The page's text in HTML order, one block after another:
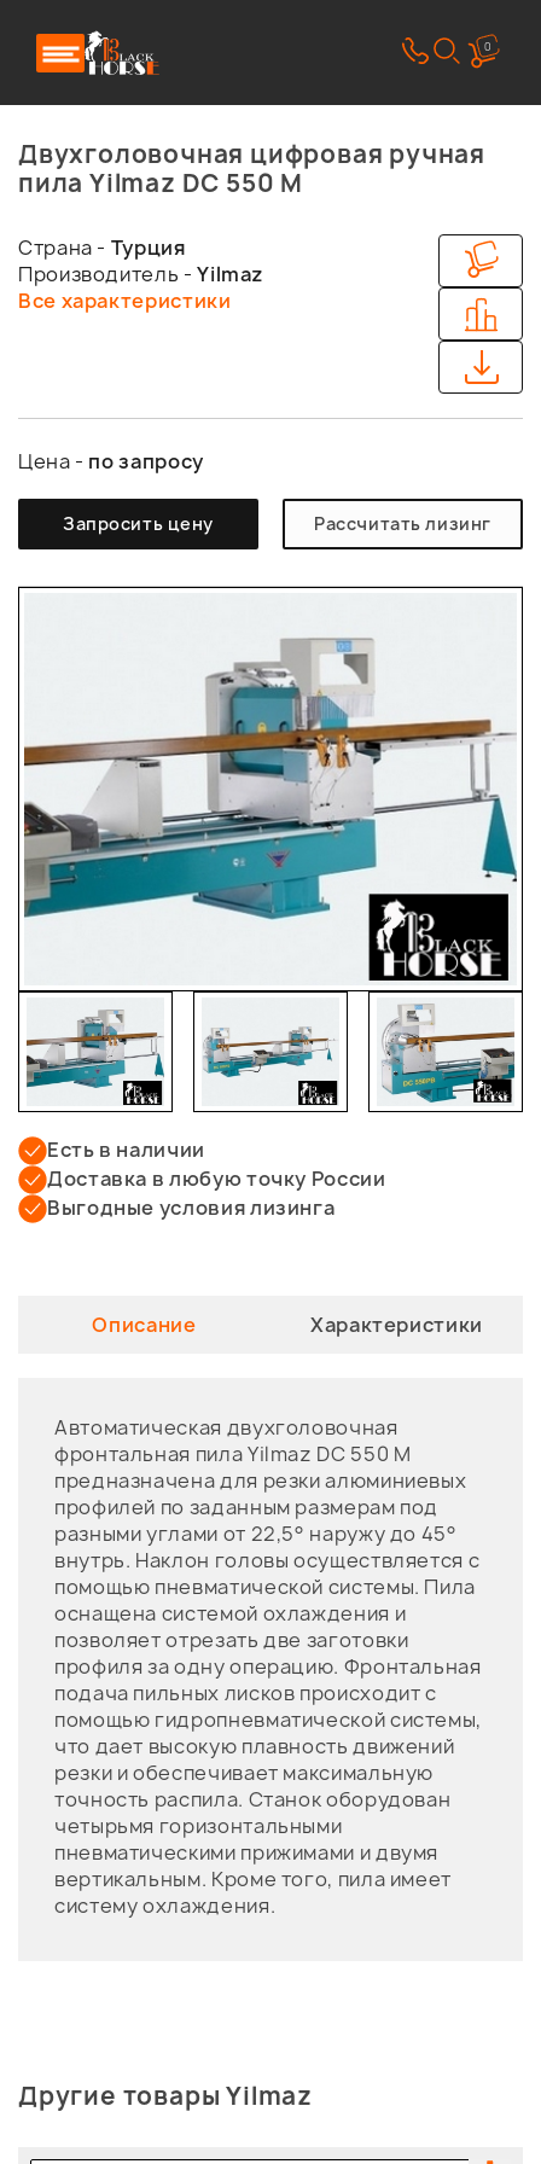
0
Двухголовочная цифровая ручная
пила Yilmaz DC 550 M
Страна - Турция
Производитель -Yilmaz
Все характеристики
Цена - по запросу
Запросить цену Рассчитать лизинг
Есть в наличии
Доставка в любую точку России
Выгодные условия лизинга
Описание Характеристики
Автоматическая двухголовочная
фронтальная пила Yilmaz DC 550 M
предназначена для резки алюминиевых
профилей по заданным размерам под
разными углами от 22,5° наружу до 45°
внутрь. Наклон головы осуществляется с
помощью пневматической системы. Пила
оснащена системой охлаждения и
позволяет отрезать две заготовки
профиля за одну операцию. Фронтальная
подача пильных лисков происходит с
помощью гидропневматической системы,
что дает высокую плавность движений
резки и обеспечивает максимальную
точность распила. Станок оборудован
четырьмя горизонтальными
пневматическими прижимами и двумя
вертикальным. Кроме того, пила имеет
систему охлаждения.
Другие товары Yilmaz